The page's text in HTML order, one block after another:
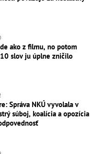
ako z filmu, no potom
slov ju úplne zničilo
Správa NKÚ vyvolala v
súboj, koalícia a opozícia